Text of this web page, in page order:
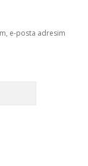
e-posta adresim